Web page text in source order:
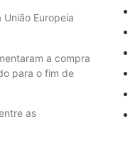
Europeia
a compra
para o fim de
as